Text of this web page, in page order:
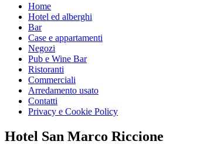
Home
Hotel ed alberghi
Bar
Case e appartamenti
Negozi
Pub e Wine Bar
Ristoranti
Commerciali
Arredamento usato
Contatti
Privacy e Cookie Policy
Hotel San Marco Riccione